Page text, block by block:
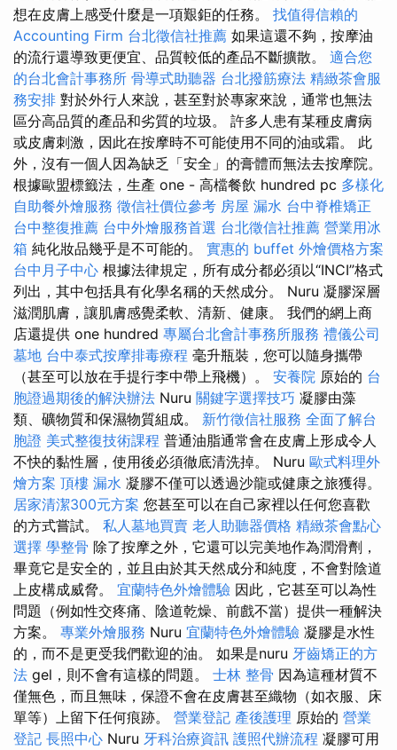
想在皮膚上感受什麼是一項艱鉅的任務。 找值得信賴的
Accounting Firm 台北徵信社推薦 如果這還不夠，按摩油
的流行還導致更便宜、品質較低的產品不斷擴散。 適合您
的台北會計事務所 骨導式助聽器 台北撥筋療法 精緻茶會服
務安排 對於外行人來說，甚至對於專家來說，通常也無法
區分高品質的產品和劣質的垃圾。 許多人患有某種皮膚病
或皮膚刺激，因此在按摩時不可能使用不同的油或霜。 此
外，沒有一個人因為缺乏「安全」的膏體而無法去按摩院。
根據歐盟標籤法，生產 one - 高檔餐飲 hundred pc 多樣化
自助餐外燴服務 徵信社價位參考 房屋 漏水 台中脊椎矯正
台中整復推薦 台中外燴服務首選 台北徵信社推薦 營業用冰
箱 純化妝品幾乎是不可能的。 實惠的 buffet 外燴價格方案
台中月子中心 根據法律規定，所有成分都必須以“INCI”格式
列出，其中包括具有化學名稱的天然成分。 Nuru 凝膠深層
滋潤肌膚，讓肌膚感覺柔軟、清新、健康。 我們的網上商
店還提供 one hundred 專屬台北會計事務所服務 禮儀公司
墓地 台中泰式按摩排毒療程 毫升瓶裝，您可以隨身攜帶
（甚至可以放在手提行李中帶上飛機）。 安養院 原始的 台
胞證過期後的解決辦法 Nuru 關鍵字選擇技巧 凝膠由藻
類、礦物質和保濕物質組成。 新竹徵信社服務 全面了解台
胞證 美式整復技術課程 普通油脂通常會在皮膚上形成令人
不快的黏性層，使用後必須徹底清洗掉。 Nuru 歐式料理外
燴方案 頂樓 漏水 凝膠不僅可以透過沙龍或健康之旅獲得。
居家清潔300元方案 您甚至可以在自己家裡以任何您喜歡
的方式嘗試。 私人墓地買賣 老人助聽器價格 精緻茶會點心
選擇 學整骨 除了按摩之外，它還可以完美地作為潤滑劑，
畢竟它是安全的，並且由於其天然成分和純度，不會對陰道
上皮構成威脅。 宜蘭特色外燴體驗 因此，它甚至可以為性
問題（例如性交疼痛、陰道乾燥、前戲不當）提供一種解決
方案。 專業外燴服務 Nuru 宜蘭特色外燴體驗 凝膠是水性
的，而不是更受我們歡迎的油。 如果是nuru 牙齒矯正的方
法 gel，則不會有這樣的問題。 士林 整骨 因為這種材質不
僅無色，而且無味，保證不會在皮膚甚至織物（如衣服、床
單等）上留下任何痕跡。 營業登記 產後護理 原始的 營業
登記 長照中心 Nuru 牙科治療資訊 護照代辦流程 凝膠可用